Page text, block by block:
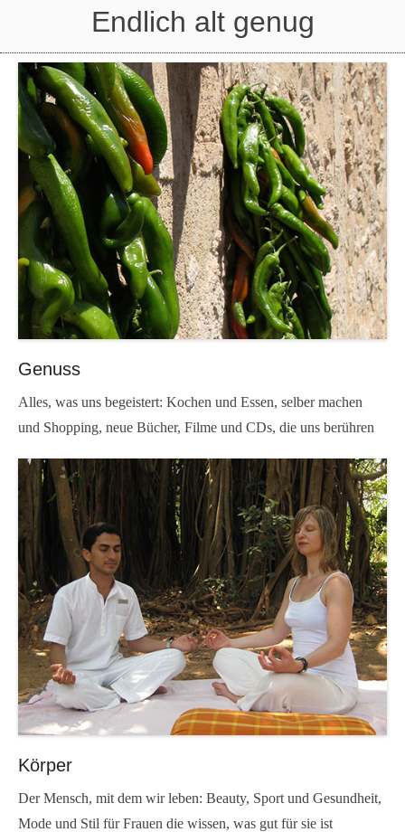
Endlich alt genug
Genuss
Alles, was uns begeistert: Kochen und Essen, selber machen
und Shopping, neue Bücher, Filme und CDs, die uns berühren
Körper
Der Mensch, mit dem wir leben: Beauty, Sport und Gesundheit,
Mode und Stil für Frauen die wissen, was gut für sie ist